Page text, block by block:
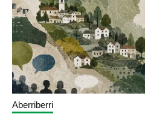
Aberriberri